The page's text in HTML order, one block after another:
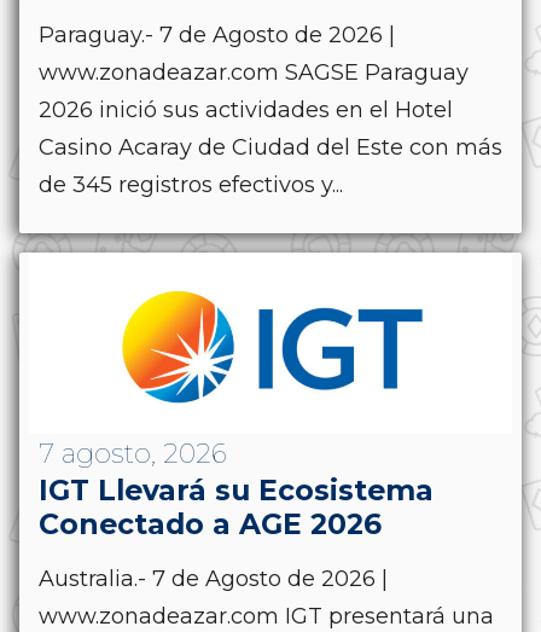
Paraguay.- 7 de Agosto de 2026 |
www.zonadeazar.com SAGSE Paraguay
2026 inició sus actividades en el Hotel
Casino Acaray de Ciudad del Este con más
de 345 registros efectivos y...
7 agosto, 2026
IGT Llevará su Ecosistema
Conectado a AGE 2026
Australia.- 7 de Agosto de 2026 |
www.zonadeazar.com IGT presentará una